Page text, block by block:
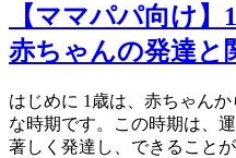
【ママパパ向け
赤ちゃんの発達と
はじめに 1歳は、赤ちゃん
な時期です。この時期は、
著しく発達し、できること